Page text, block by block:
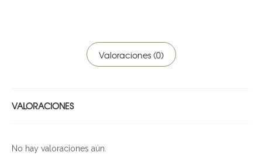
Valoraciones (0)
VALORACIONES
No hay valoraciones aún.